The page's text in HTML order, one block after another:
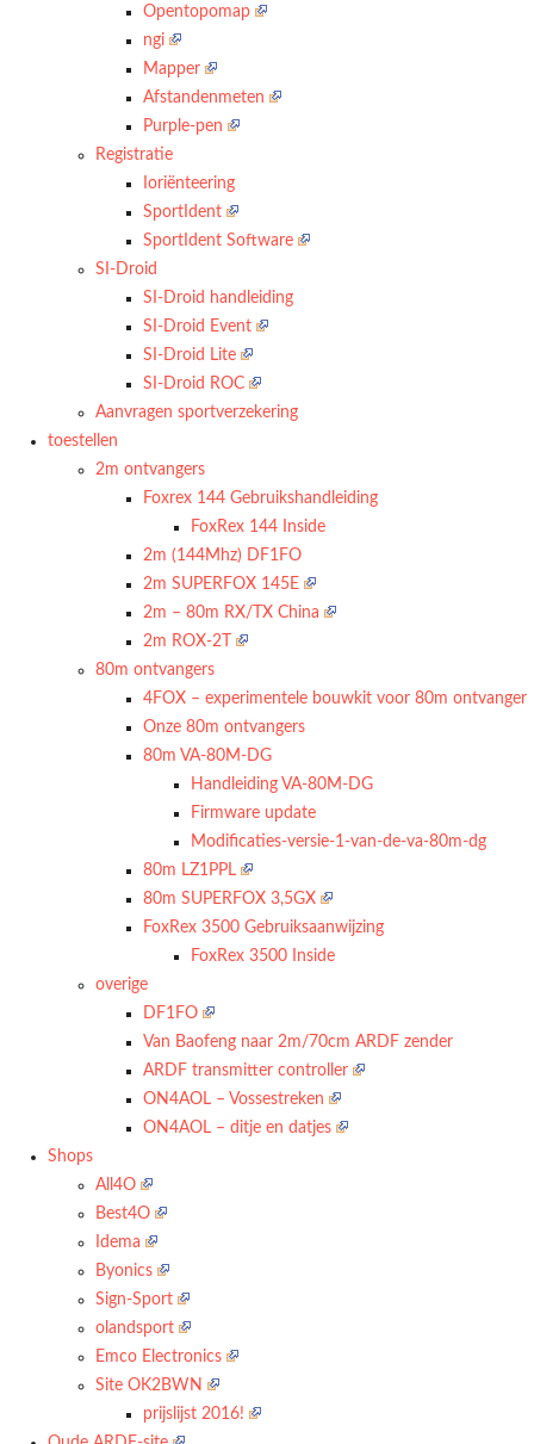
Opentopomap
ngi
Mapper
Afstandenmeten
Purple-pen
Registratie
Ioriënteering
SportIdent
SportIdent Software
SI-Droid
SI-Droid handleiding
SI-Droid Event
SI-Droid Lite
SI-Droid ROC
Aanvragen sportverzekering
toestellen
2m ontvangers
Foxrex 144 Gebruikshandleiding
FoxRex 144 Inside
2m (144Mhz) DF1FO
2m SUPERFOX 145E
2m – 80m RX/TX China
2m ROX-2T
80m ontvangers
4FOX – experimentele bouwkit voor 80m ontvanger
Onze 80m ontvangers
80m VA-80M-DG
Handleiding VA-80M-DG
Firmware update
Modificaties-versie-1-van-de-va-80m-dg
80m LZ1PPL
80m SUPERFOX 3,5GX
FoxRex 3500 Gebruiksaanwijzing
FoxRex 3500 Inside
overige
DF1FO
Van Baofeng naar 2m/70cm ARDF zender
ARDF transmitter controller
ON4AOL – Vossestreken
ON4AOL – ditje en datjes
Shops
All4O
Best4O
Idema
Byonics
Sign-Sport
olandsport
Emco Electronics
Site OK2BWN
prijslijst 2016!